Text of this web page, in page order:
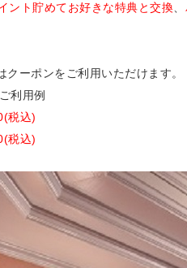
ント貯めてお好きな特典と交換
ーポンをご利用いただけます。
利用例
税込)
税込)